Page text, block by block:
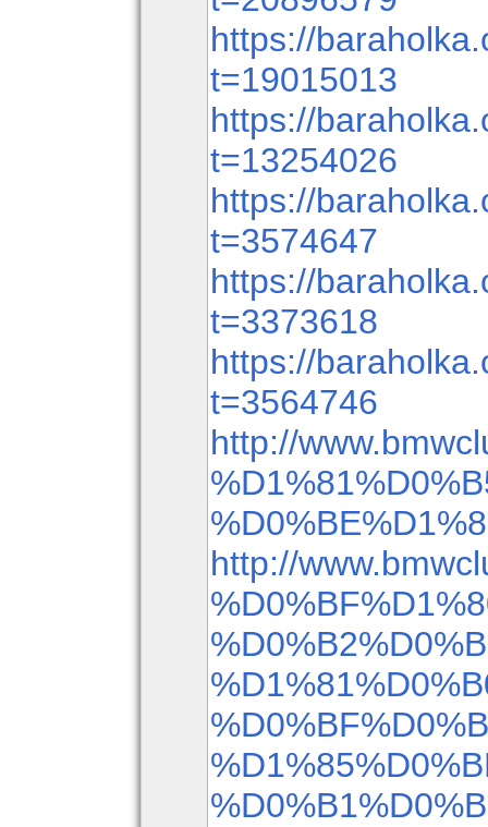
https://
t=19015013
https://
t=13254026
https://
t=3574647
https://
t=3373618
https://
t=3564746
http://
http://